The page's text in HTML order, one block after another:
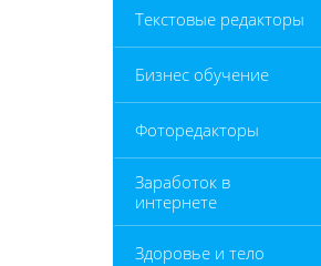
Текстовые редакторы
Бизнес обучение
Фоторедакторы
Заработок в
интернете
Здоровье и тело